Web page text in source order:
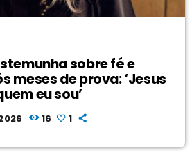
sobre fé e
meses de prova: ‘Jesus
eu sou’
16 1